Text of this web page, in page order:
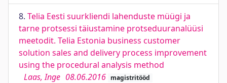
8. Telia Eesti suurkliendi lahenduste müügi ja
tarne protsessi täiustamine protseduuranalüüsi
meetodit. Telia Estonia business customer
solution sales and delivery process improvement
using the procedural analysis method
Laas, Inge 08.06.2016 magistritööd